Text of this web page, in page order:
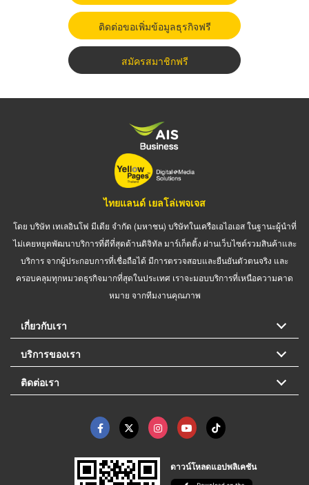
ติดต่อขอเพิ่มข้อมูลธุรกิจฟรี
สมัครสมาชิกฟรี
ไทยแลนด์ เยลโล่เพจเจส
โดย บริษัท เทเลอินโฟ มีเดีย จำกัด (มหาชน) บริษัทในเครือเอไอเอส ในฐานะผู้นำที่
ไม่เคยหยุดพัฒนาบริการที่ดีที่สุดด้านดิจิทัล มาร์เก็ตติ้ง ผ่านเว็บไซต์รวมสินค้าและ
บริการ จากผู้ประกอบการที่เชื่อถือได้ มีการตรวจสอบและยืนยันตัวตนจริง และ
ครอบคลุมทุกหมวดธุรกิจมากที่สุดในประเทศ เราจะมอบบริการที่เหนือความคาด
หมาย จากทีมงานคุณภาพ
เกี่ยวกับเรา
บริการของเรา
ติดต่อเรา
ดาวน์โหลดแอปพลิเคชัน